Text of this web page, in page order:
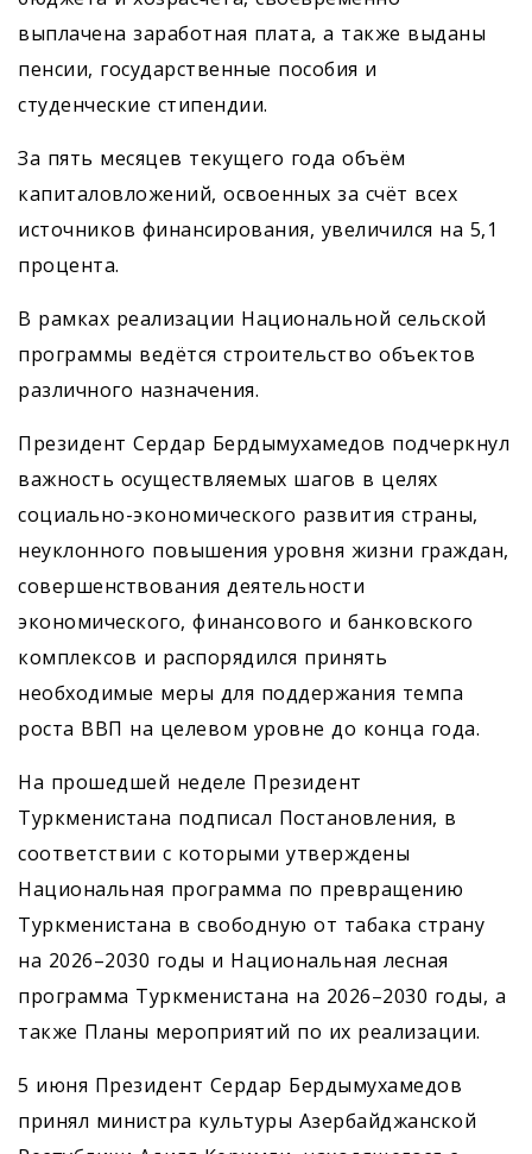
выплачена заработная плата, а также выданы
пенсии, государственные пособия и
студенческие стипендии.
За пять месяцев текущего года объём
капиталовложений, освоенных за счёт всех
источников финансирования, увеличился на 5,1
процента.
В рамках реализации Нацио­нальной сельской
программы ведётся строительство объектов
различного назначения.
Президент Сердар Бердымухамедов подчеркнул
важность осуществляемых шагов в целях
социально-экономического развития страны,
неуклонного повышения уровня жизни граждан,
совершенствования деятельности
экономического, финансового и банковского
комплексов и распорядился принять
необходимые меры для поддержания темпа
роста ВВП на целевом уровне до конца года.
На прошедшей неделе Президент
Туркменистана подписал Постановления, в
соответствии с которыми утверждены
Национальная программа по превращению
Туркменистана в свободную от табака страну
на 2026–2030 годы и Национальная лесная
программа Туркменистана на 2026–2030 годы, а
также Планы мероприятий по их реализации.
5 июня Президент Сердар Бердымухамедов
принял минист­ра культуры Азербайджанской